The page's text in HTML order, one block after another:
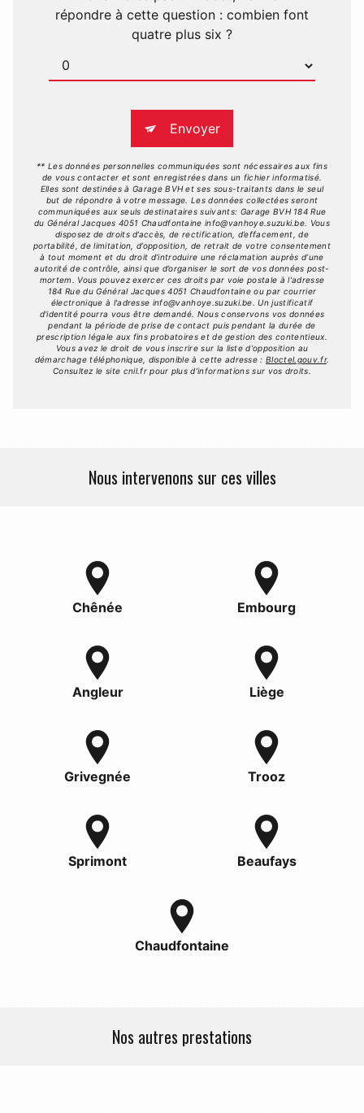
répondre à cette question : combien font
quatre plus six ?
Envoyer
** Les données personnelles communiquées sont nécessaires aux fins
de vous contacter et sont enregistrées dans un fichier informatisé.
Elles sont destinées à Garage BVH et ses sous-traitants dans le seul
but de répondre à votre message. Les données collectées seront
communiquées aux seuls destinataires suivants: Garage BVH 184 Rue
du Général Jacques 4051 Chaudfontaine info@vanhoye.suzuki.be. Vous
disposez de droits d’accès, de rectification, d’effacement, de
portabilité, de limitation, d’opposition, de retrait de votre consentement
à tout moment et du droit d’introduire une réclamation auprès d’une
autorité de contrôle, ainsi que d’organiser le sort de vos données post-
mortem. Vous pouvez exercer ces droits par voie postale à l'adresse
184 Rue du Général Jacques 4051 Chaudfontaine ou par courrier
électronique à l'adresse info@vanhoye.suzuki.be. Un justificatif
d'identité pourra vous être demandé. Nous conservons vos données
pendant la période de prise de contact puis pendant la durée de
prescription légale aux fins probatoires et de gestion des contentieux.
Vous avez le droit de vous inscrire sur la liste d'opposition au
démarchage téléphonique, disponible à cette adresse :Bloctel.gouv.fr.
Consultez le site cnil.fr pour plus d’informations sur vos droits.
Nous intervenons sur ces villes
Chênée Embourg
Angleur Liège
Grivegnée Trooz
Sprimont Beaufays
Chaudfontaine
Nos autres prestations